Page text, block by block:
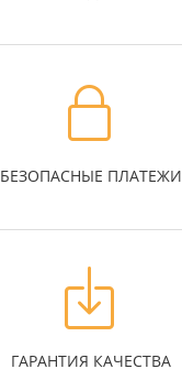
БЕЗОПАСНЫЕ ПЛАТЕЖИ
ГАРАНТИЯ КАЧЕСТВА